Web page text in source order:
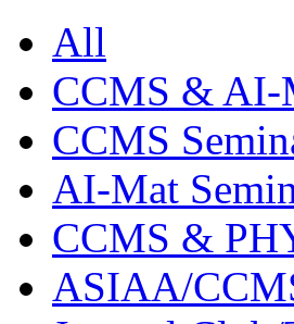
All
CCMS & AI-
CCMS
AI-Mat
CCMS &
ASIAA/